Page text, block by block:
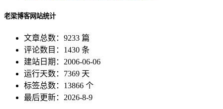
老梁博客网站统计
文章总数：9233 篇
评论数目：1430 条
建站日期：2006-06-06
运行天数：7369 天
标签总数：13866 个
最后更新：2026-8-9